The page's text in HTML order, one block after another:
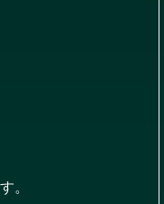
。